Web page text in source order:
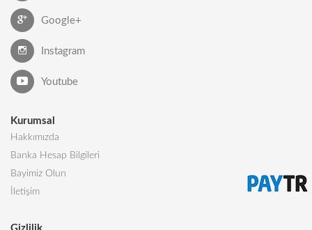
Google+
Instagram
Youtube
Kurumsal
Hakkımızda
Banka Hesap Bilgileri
Bayimiz Olun
İletişim